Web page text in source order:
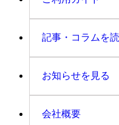
記事・コラムを
お知らせを見る
会社概要